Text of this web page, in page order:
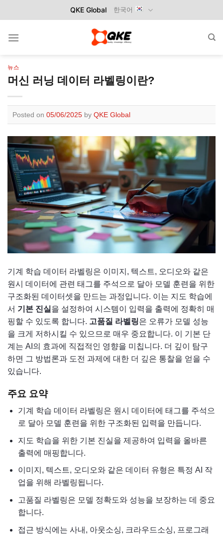
to
QKE Global 한국어
뉴스
머신 러닝 데이터 라벨링이란?
Posted on 05/06/2025 by QKE Global
기계 학습 데이터 라벨링은 이미지, 텍스트, 오디오와 같은
원시 데이터에 관련 태그를 주석으로 달아 모델 훈련을 위한
구조화된 데이터셋을 만드는 과정입니다. 이는 지도 학습에
서 기본 진실 을 설정하여 시스템이 입력을 출력에 정확히 매
핑할 수 있도록 합니다. 고품질 라벨링은 오류가 모델 성능
을 크게 저하시킬 수 있으므로 매우 중요합니다. 이 기본 단
계는 AI의 효과에 직접적인 영향을 미칩니다. 더 깊이 탐구
하면 그 방법론과 도전 과제에 대한 더 깊은 통찰을 얻을 수
있습니다.
주요 요약
기계 학습 데이터 라벨링은 원시 데이터에 태그를 주석으
로 달아 모델 훈련을 위한 구조화된 입력을 만듭니다.
지도 학습을 위한 기본 진실을 제공하여 입력을 올바른
출력에 매핑합니다.
이미지, 텍스트, 오디오와 같은 데이터 유형은 특정 AI 작
업을 위해 라벨링됩니다.
고품질 라벨링은 모델 정확도와 성능을 보장하는 데 중요
합니다.
접근 방식에는 사내, 아웃소싱, 크라우드소싱, 프로그래